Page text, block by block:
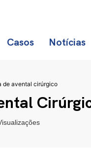
Casos Notícias
de avental cirúrgico